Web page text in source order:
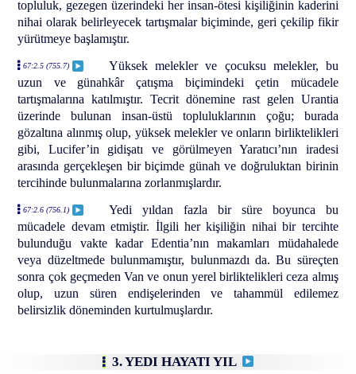
topluluk, gezegen üzerindeki her insan-ötesi kişiliğinin kaderini
nihai olarak belirleyecek tartışmalar biçiminde, geri çekilip fikir
yürütmeye başlamıştır.
67:2.5 (755.7)
Yüksek melekler ve çocuksu melekler, bu
uzun ve günahkâr çatışma biçimindeki çetin mücadele
tartışmalarına katılmıştır. Tecrit dönemine rast gelen Urantia
üzerinde bulunan insan-üstü topluluklarının çoğu; burada
gözaltına alınmış olup, yüksek melekler ve onların birliktelikleri
gibi, Lucifer’in gidişatı ve görülmeyen Yaratıcı’nın iradesi
arasında gerçekleşen bir biçimde günah ve doğruluktan birinin
tercihinde bulunmalarına zorlanmışlardır.
67:2.6 (756.1)
Yedi yıldan fazla bir süre boyunca bu
mücadele devam etmiştir. İlgili her kişiliğin nihai bir tercihte
bulunduğu vakte kadar Edentia’nın makamları müdahalede
veya düzeltmede bulunmamıştır, bulunmazdı da. Bu süreçten
sonra çok geçmeden Van ve onun yerel birliktelikleri ceza almış
olup, uzun süren endişelerinden ve tahammül edilemez
belirsizlik döneminden kurtulmuşlardır.
3. YEDI HAYATI YIL